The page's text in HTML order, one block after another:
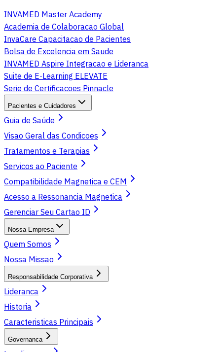
INVAMED Master Academy
Academia de Colaboracao Global
InvaCare Capacitacao de Pacientes
Bolsa de Excelencia em Saude
INVAMED Aspire Integracao e Lideranca
Suite de E-Learning ELEVATE
Serie de Certificacoes Pinnacle
Pacientes e Cuidadores
Guia de Saúde
Visao Geral das Condicoes
Tratamentos e Terapias
Servicos ao Paciente
Compatibilidade Magnetica e CEM
Acesso a Ressonancia Magnetica
Gerenciar Seu Cartao ID
Nossa Empresa
Quem Somos
Nossa Missao
Responsabilidade Corporativa
Lideranca
Historia
Caracteristicas Principais
Governanca